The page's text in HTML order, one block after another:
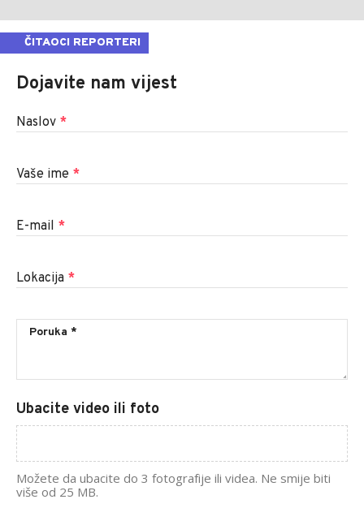
ČITAOCI REPORTERI
Dojavite nam vijest
Naslov *
Vaše ime *
E-mail *
Lokacija *
Ubacite video ili foto
Možete da ubacite do 3 fotografije ili videa. Ne smije biti
više od 25 MB.